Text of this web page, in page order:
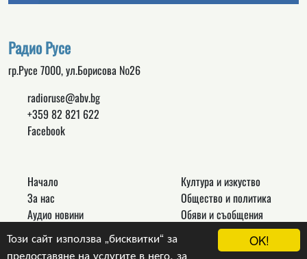
OK!
Този сайт използва „бисквитки“ за
предоставяне на услугите в него, за
Радио Русе
гр.Русе 7000, ул.Борисова №26
radioruse@abv.bg
+359 82 821 622
Facebook
Начало
За нас
Аудио новини
Връзки
Култура и изкуство
Общество и политика
Обяви и съобщения
Новини